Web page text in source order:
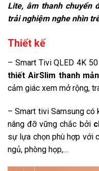
Brightness/Color
Quantum HDR
Supreme UHD Dimming
Dual LED
Bộ xử lý:
Bộ xử lý Quantum 4K Lite
Tần số quét thực:
Lite, âm thanh chuyển
trải nghiệm nghe nhìn
Thiết kế
– Smart Tivi QLED 4K
thiết AirSlim thanh
cảm giác xem mở rộng,
– Smart tivi Samsung có
nâng đỡ vững chắc bởi
sự lựa chọn phù hợp với
ngủ, phòng họp,…